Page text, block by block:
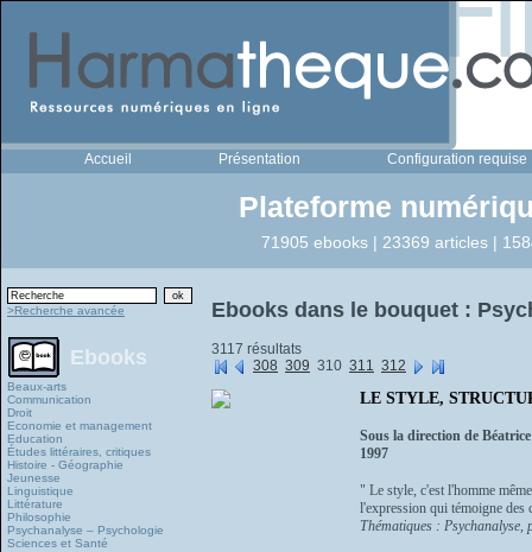
Accueil Présentation Configuration requise
Plateforme
71905 ebooks | 23369 articles |
>Recherche avancée
Ebooks
Beaux-arts
Communication
Droit
Economie et management
Education
Études littéraires, critiques
Histoire - Géographie
Jeunesse
Linguistique
Littérature
Philosophie
Psychanalyse – Psychologie
Sciences et Santé
Ebooks dans le bouquet :
3117 résultats
308 309 310 311 312
LE STYLE,
Sous la direction de
1997
" Le style, c'est l'homme
l'expression qui témoigne des
Thématiques : Psychanalyse,